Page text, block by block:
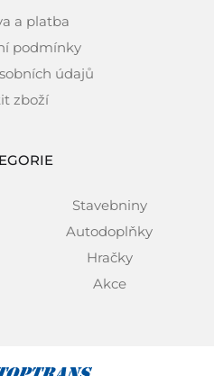
a platba
podmínky
údajů
zboží
Stavebniny
Autodoplňky
Hračky
Akce